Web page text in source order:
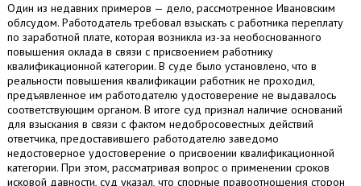
Один из недавних примеров — дело, рассмотренное Ивановским
облсудом. Работодатель требовал взыскать с работника переплату
по заработной плате, которая возникла из-за необоснованного
повышения оклада в связи с присвоением работнику
квалификационной категории. В суде было установлено, что в
реальности повышения квалификации работник не проходил,
предъявленное им работодателю удостоверение не выдавалось
соответствующим органом. В итоге суд признал наличие оснований
для взыскания в связи с фактом недобросовестных действий
ответчика, предоставившего работодателю заведомо
недостоверное удостоверение о присвоении квалификационной
категории. При этом, рассматривая вопрос о применении сроков
исковой давности, суд указал, что спорные правоотношения сторон